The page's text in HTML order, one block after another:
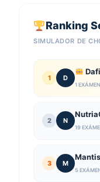
Ranking
SIMULADOR DE
1 D
Dafi
1
2 N
19
3 M
5